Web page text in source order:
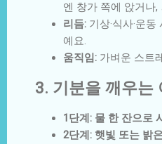
엔 창가 쪽에 앉거나,
리듬: 기상·식사·운
예요.
움직임: 가벼운 스트
3. 기분을 깨우는
1단계: 물 한 잔으로
2단계: 햇빛 또는 밝